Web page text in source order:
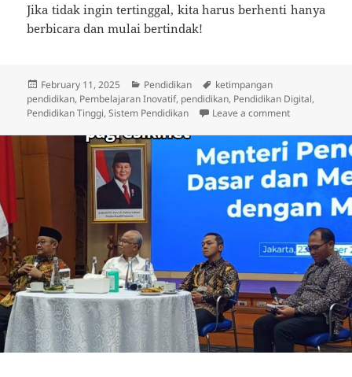
Jika tidak ingin tertinggal, kita harus berhenti hanya
berbicara dan mulai bertindak!
Posted
on
February 11, 2025 Categories
Pendidikan Tags
ketimpangan
pendidikan, Pembelajaran Inovatif, pendidikan, Pendidikan Digital,
Pendidikan Tinggi,Sistem Pendidikan Leave a commenton Reformasi